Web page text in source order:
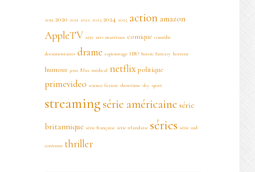
2019 2020 2021 2022 2023 2024 2025 action amazon
AppleTV arte arts martiaux comique comédie
documentaires drame espionnage HBO heroic fantasy horreur
humour jeux Max médical netflix politique
primevideo science fiction showtime sky sport
streaming série américainesérie
britannique série française série irlandaise séries série sud
coréenne thriller